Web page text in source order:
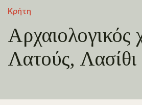
Κρήτη
Αρχαιολογικός
Λατούς, Λασίθι